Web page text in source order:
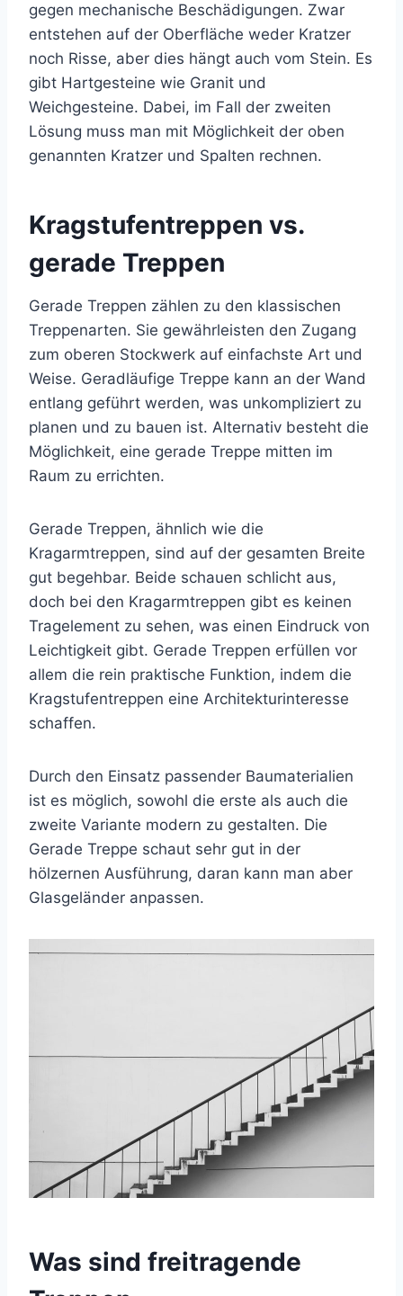
gegen mechanische Beschädigungen. Zwar
entstehen auf der Oberfläche weder Kratzer
noch Risse, aber dies hängt auch vom Stein. Es
gibt Hartgesteine wie Granit und
Weichgesteine. Dabei, im Fall der zweiten
Lösung muss man mit Möglichkeit der oben
genannten Kratzer und Spalten rechnen.
Kragstufentreppen vs.
gerade Treppen
Gerade Treppen zählen zu den klassischen
Treppenarten. Sie gewährleisten den Zugang
zum oberen Stockwerk auf einfachste Art und
Weise. Geradläufige Treppe kann an der Wand
entlang geführt werden, was unkompliziert zu
planen und zu bauen ist. Alternativ besteht die
Möglichkeit, eine gerade Treppe mitten im
Raum zu errichten.
Gerade Treppen, ähnlich wie die
Kragarmtreppen, sind auf der gesamten Breite
gut begehbar. Beide schauen schlicht aus,
doch bei den Kragarmtreppen gibt es keinen
Tragelement zu sehen, was einen Eindruck von
Leichtigkeit gibt. Gerade Treppen erfüllen vor
allem die rein praktische Funktion, indem die
Kragstufentreppen eine Architekturinteresse
schaffen.
Durch den Einsatz passender Baumaterialien
ist es möglich, sowohl die erste als auch die
zweite Variante modern zu gestalten. Die
Gerade Treppe schaut sehr gut in der
hölzernen Ausführung, daran kann man aber
Glasgeländer anpassen.
Was sind freitragende